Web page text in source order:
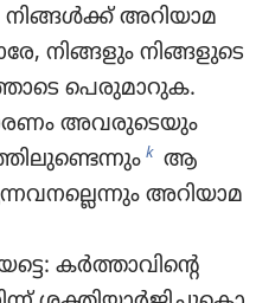
നിങ്ങൾക്ക്‌ അറിയാ​മ​
നിങ്ങളും നിങ്ങളു​ടെ
പെരു​മാ​റുക.
അവരുടെ​യും
k ആ
അറിയാ​മ​
കർത്താ​വി​ന്റെ